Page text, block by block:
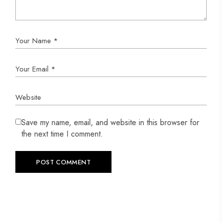
Save my name, email, and website in this browser for
the next time I comment.
POST COMMENT